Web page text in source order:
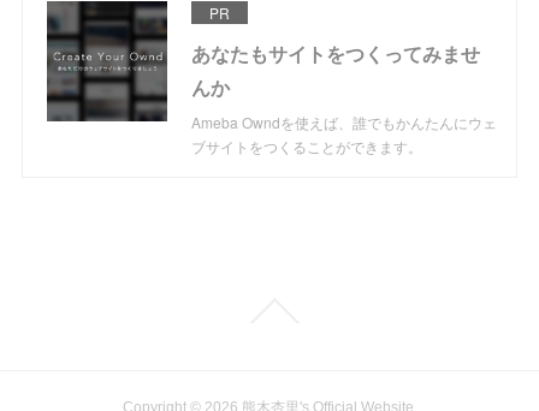
PR
あなたもサイトをつくってみませ
んか
Ameba Owndを使えば、誰でもかんたんにウェ
ブサイトをつくることができます。
Copyright © 2026 熊木杏里's Official Website